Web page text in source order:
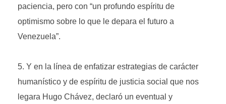
paciencia, pero con “un profundo espíritu de
optimismo sobre lo que le depara el futuro a
Venezuela”.
Y en la línea de enfatizar estrategias de carácter
humanístico y de espíritu de justicia social que nos
legara Hugo Chávez, declaró un eventual y